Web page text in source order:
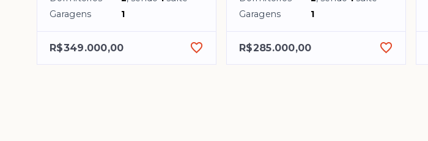
Garagens
1
R$349.000,00
Garagens
1
R$285.000,00